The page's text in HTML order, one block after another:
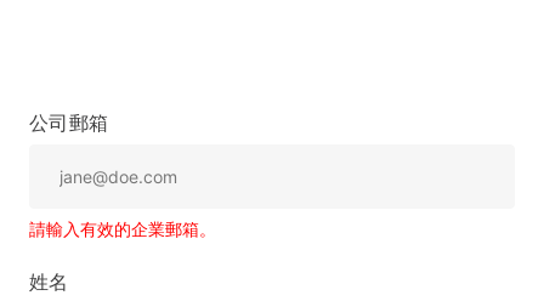
公司郵箱
請輸入有效的企業郵箱。
姓名